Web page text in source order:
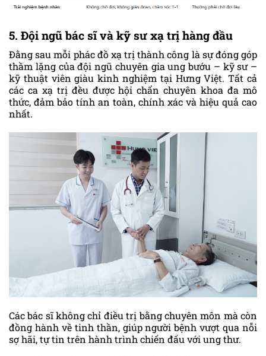
5. Đội ngũ bác sĩ và kỹ sư xạ trị hàng đầu
Đằng sau mỗi phác đồ xạ trị thành công là sự đóng góp
thầm lặng của đội ngũ chuyên gia ung bướu – kỹ sư –
kỹ thuật viên giàu kinh nghiệm tại Hưng Việt. Tất cả
các ca xạ trị đều được hội chẩn chuyên khoa đa mô
thức, đảm bảo tính an toàn, chính xác và hiệu quả cao
nhất.
Các bác sĩ không chỉ điều trị bằng chuyên môn mà còn
đồng hành về tinh thần, giúp người bệnh vượt qua nỗi
sợ hãi, tự tin trên hành trình chiến đấu với ung thư.